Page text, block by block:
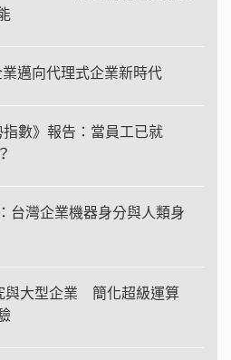
邁向代理式企業新時代
數》報告：當員工已就
灣企業機器身分與人類身
與大型企業 簡化超級運算